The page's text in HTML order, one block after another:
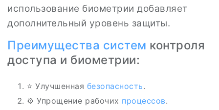
использование биометрии добавляет
дополнительный уровень защиты.
Преимущества систем контроля
доступа и биометрии:
⭐ Улучшенная безопасность.
⚙️ Упрощение рабочих процессов.